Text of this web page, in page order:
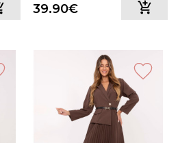
39.90€